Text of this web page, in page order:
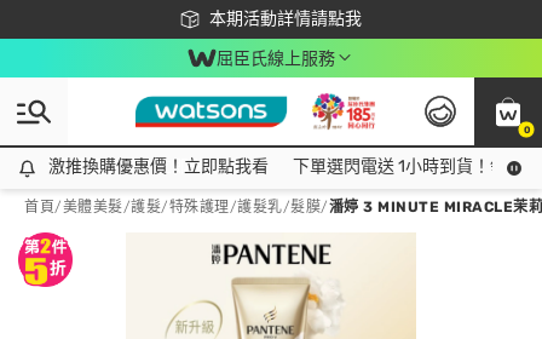
本期活動詳情請點我
下載app最高回饋$350
屈臣氏線上服務
0
激推換購優惠價！立即點我看
激推換購優惠價！立即點我看 下單選閃電送 1小時到貨！領神
首頁/美體美髮/護髮/特殊護理/護髮乳/髮膜/潘婷 3 MINUTE MIRACLE茉